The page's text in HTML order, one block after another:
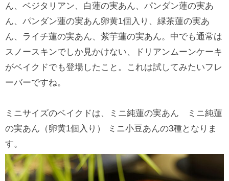
ん、ベジタリアン、白蓮の実あん、パンダン蓮の実あ
ん、パンダン蓮の実あん卵黄1個入り、緑茶蓮の実あ
ん、ライチ蓮の実あん、紫芋蓮の実あん。中でも通常は
スノースキンでしか見かけない、ドリアンムーンケーキ
がベイクドでも登場したこと。これは試してみたいフレ
ーバーですね。
ミニサイズのベイクドは、ミニ純蓮の実あん ミニ純蓮
の実あん（卵黄1個入り） ミニ小豆あんの3種となりま
す。